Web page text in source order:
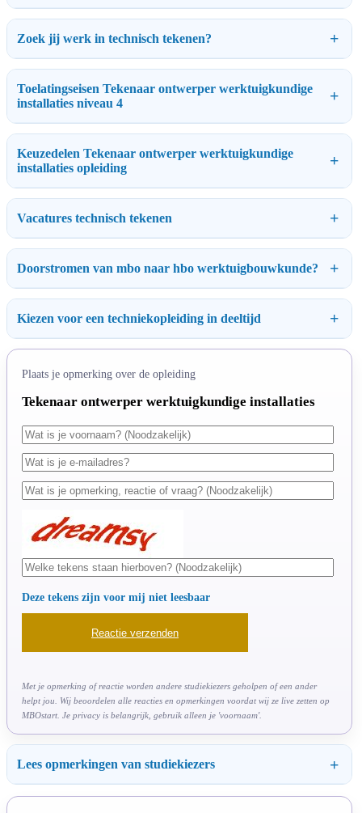
Zoek jij werk in technisch tekenen?
Toelatingseisen Tekenaar ontwerper werktuigkundige
installaties niveau 4
Keuzedelen Tekenaar ontwerper werktuigkundige
installaties opleiding
Vacatures technisch tekenen
Doorstromen van mbo naar hbo werktuigbouwkunde?
Kiezen voor een techniekopleiding in deeltijd
Plaats je opmerking over de opleiding
Tekenaar ontwerper werktuigkundige installaties
Deze tekens zijn voor mij niet leesbaar
Met je opmerking of reactie worden andere studiekiezers geholpen of een ander
helpt jou. Wij beoordelen alle reacties en opmerkingen voordat wij ze live zetten op
MBOstart. Je privacy is belangrijk, gebruik alleen je 'voornaam'.
Lees opmerkingen van studiekiezers